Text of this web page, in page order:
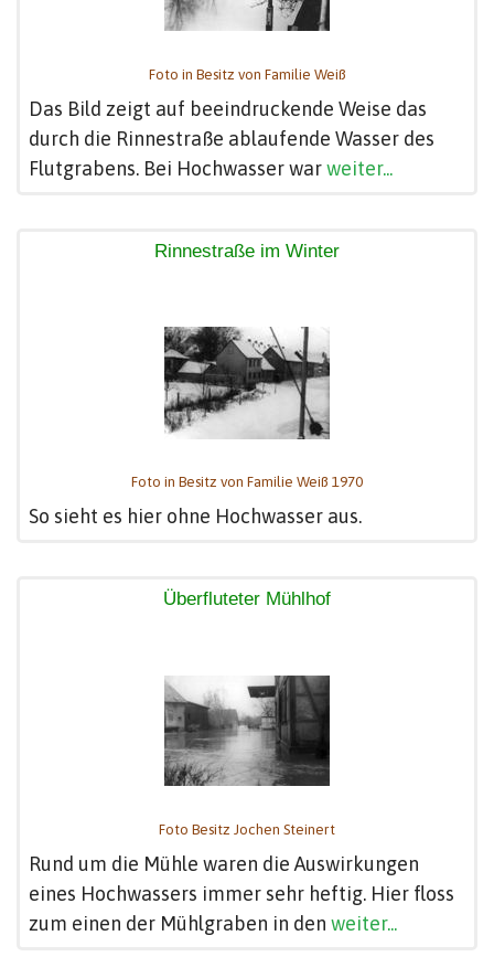
Foto in Besitz von Familie Weiß
Das Bild zeigt auf beeindruckende Weise das
durch die Rinnestraße ablaufende Wasser des
Flutgrabens. Bei Hochwasser warweiter...
Rinnestraße im Winter
Foto in Besitz von Familie Weiß 1970
So sieht es hier ohne Hochwasser aus.
Überfluteter Mühlhof
Foto Besitz Jochen Steinert
Rund um die Mühle waren die Auswirkungen
eines Hochwassers immer sehr heftig. Hier floss
zum einen der Mühlgraben in den weiter...